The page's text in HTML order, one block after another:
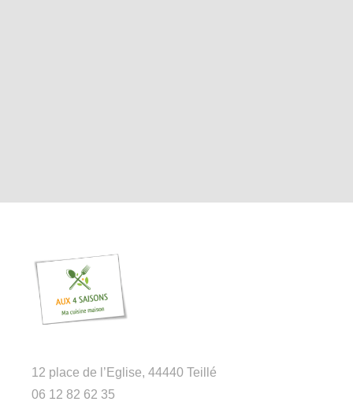
12 place de l’Eglise, 44440 Teillé
06 12 82 62 35